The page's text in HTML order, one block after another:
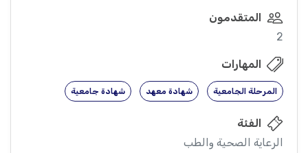
المتقدمون
2
المهارات
المرحلة الجامعية شهادة معهد شهادة جامعية
الفئة
الرعاية الصحية والطب